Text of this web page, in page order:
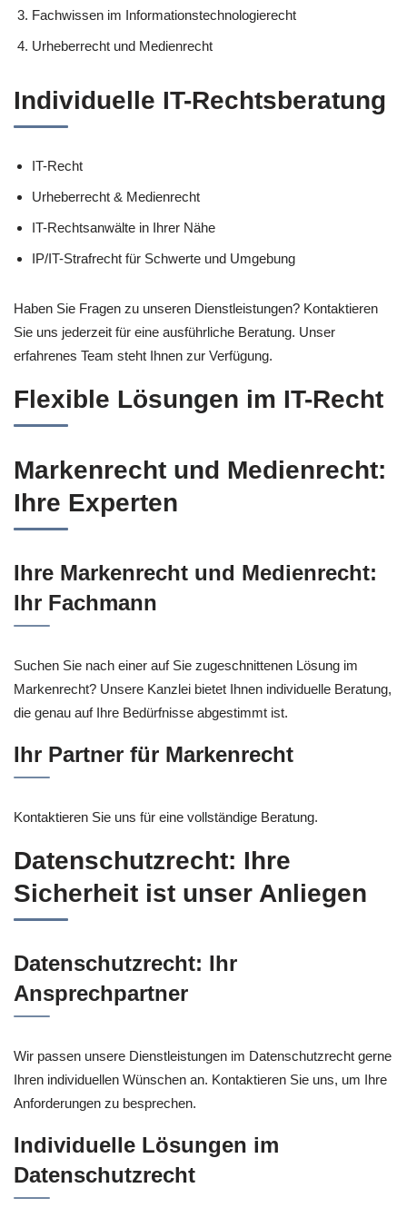
Fachwissen im Informationstechnologierecht
Urheberrecht und Medienrecht
Individuelle IT-Rechtsberatung
IT-Recht
Urheberrecht & Medienrecht
IT-Rechtsanwälte in Ihrer Nähe
IP/IT-Strafrecht für Schwerte und Umgebung
Haben Sie Fragen zu unseren Dienstleistungen? Kontaktieren
Sie uns jederzeit für eine ausführliche Beratung. Unser
erfahrenes Team steht Ihnen zur Verfügung.
Flexible Lösungen im IT-Recht
Markenrecht und Medienrecht:
Ihre Experten
Ihre Markenrecht und Medienrecht:
Ihr Fachmann
Suchen Sie nach einer auf Sie zugeschnittenen Lösung im
Markenrecht? Unsere Kanzlei bietet Ihnen individuelle Beratung,
die genau auf Ihre Bedürfnisse abgestimmt ist.
Ihr Partner für Markenrecht
Kontaktieren Sie uns für eine vollständige Beratung.
Datenschutzrecht: Ihre
Sicherheit ist unser Anliegen
Datenschutzrecht: Ihr
Ansprechpartner
Wir passen unsere Dienstleistungen im Datenschutzrecht gerne
Ihren individuellen Wünschen an. Kontaktieren Sie uns, um Ihre
Anforderungen zu besprechen.
Individuelle Lösungen im
Datenschutzrecht